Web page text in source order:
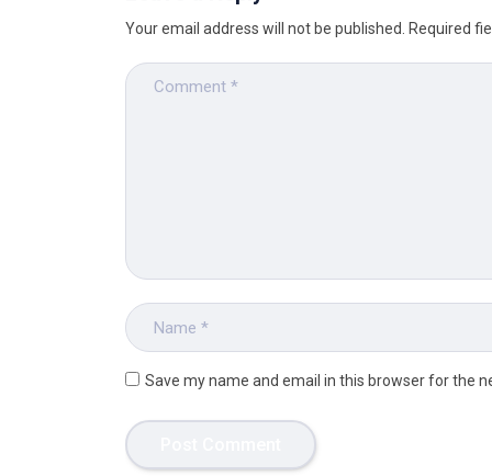
Your email address will not be published. Required
Save my name and email in this browser for the